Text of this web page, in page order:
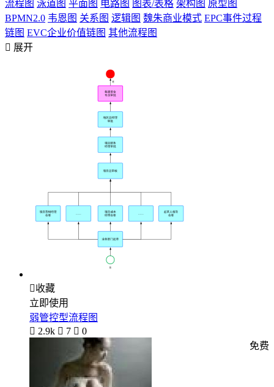
流程图 泳道图 平面图 电路图 图表/表格 架构图 原型图
BPMN2.0 韦恩图 关系图 逻辑图 魏朱商业模式 EPC事件过程
链图 EVC企业价值链图 其他流程图
 展开
收藏
立即使用
弱管控型流程图
 2.9k  7  0
免费